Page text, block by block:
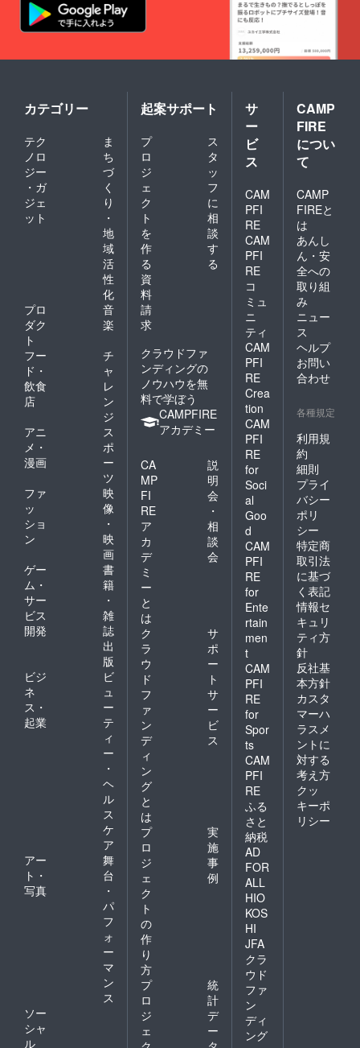
カテゴリー
テク
ノロ
ジー
・ガ
ジェ
ット
ま
ち
づ
く
り
・
地
域
活
性
化
プロ
ダク
ト
音
楽
フー
ド・
飲食
店
チ
ャ
レ
ン
ジ
アニ
メ・
漫画
ス
ポ
ー
ツ
ファ
ッ
ショ
ン
映
像
・
映
画
ゲー
ム・
サー
ビス
開発
書
籍
・
雑
誌
出
版
ビジ
ネ
ス・
起業
ビ
ュ
ー
テ
ィ
ー
・
ヘ
ル
ス
ケ
ア
アー
ト・
写真
舞
台
・
パ
フ
ォ
ー
マ
ン
ス
ソー
シャ
ル
起案サポート
プ
ロ
ジ
ェ
ク
ト
を
作
る
ス
タ
ッ
フ
に
相
談
す
る
資
料
請
求
クラウドファ
ンディングの
ノウハウを無
料で学ぼう
CAMPFIRE
アカデミー
CA
MP
FI
RE
ア
カ
デ
ミ
ー
と
は
説
明
会
・
相
談
会
ク
ラ
ウ
ド
フ
ァ
ン
デ
ィ
ン
グ
と
は
サ
ポ
ー
ト
サ
ー
ビ
ス
プ
ロ
ジ
ェ
ク
ト
の
作
り
方
実
施
事
例
プ
ロ
ジ
ェ
統
計
デ
ー
サ
ー
ビ
ス
CAM
PFI
RE
CAM
PFI
RE
コ
ミュ
ニ
ティ
CAM
PFI
RE
Crea
tion
CAM
PFI
RE
for
Soci
al
Goo
d
CAM
PFI
RE
for
Ente
rtain
men
t
CAM
PFI
RE
for
Spor
ts
CAM
PFI
RE
ふる
さと
納税
AD
FOR
ALL
HIO
KOS
HI
JFA
クラ
ウド
ファ
ン
ディ
ング
CAMP
FIRE
につい
て
CAMP
FIREと
は
あんし
ん・安
全への
取り組
み
ニュー
ス
ヘルプ
お問い
合わせ
各種規定
利用規
約
細則
プライ
バシー
ポリ
シー
特定商
取引法
に基づ
く表記
情報セ
キュリ
ティ方
針
反社基
本方針
カスタ
マーハ
ラスメ
ントに
対する
考え方
クッ
キーポ
リシー